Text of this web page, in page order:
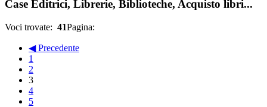
Case Editrici, Librerie, Biblioteche, Acquisto libri...
Voci trovate: 41Pagina:
◀ Precedente
1
2
3
4
5